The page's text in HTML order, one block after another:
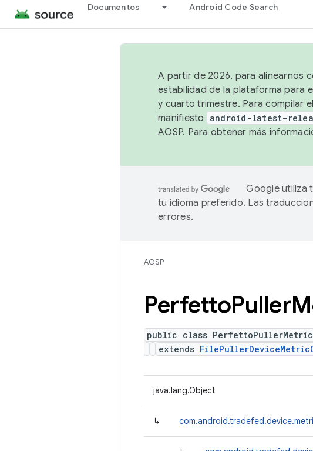
Documentos Android Code Search
A partir de 2026, para alinearnos
estabilidad de la plataforma para
y cuarto trimestre. Para compilar
manifiesto android-latest-
AOSP. Para obtener más
Google utiliza
tu idioma preferido. Las
errores.
AOSP
PerfettoPuller
public class
extends
java.lang.Object
↳